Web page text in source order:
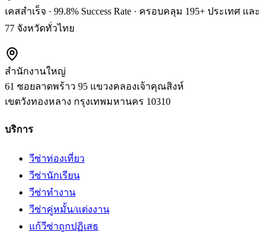
เคสสำเร็จ · 99.8% Success Rate · ครอบคลุม 195+ ประเทศ และ
77 จังหวัดทั่วไทย
สำนักงานใหญ่
61 ซอยลาดพร้าว 95 แขวงคลองเจ้าคุณสิงห์
เขตวังทองหลาง กรุงเทพมหานคร 10310
บริการ
วีซ่าท่องเที่ยว
วีซ่านักเรียน
วีซ่าทำงาน
วีซ่าคู่หมั้น/แต่งงาน
แก้วีซ่าถูกปฏิเสธ